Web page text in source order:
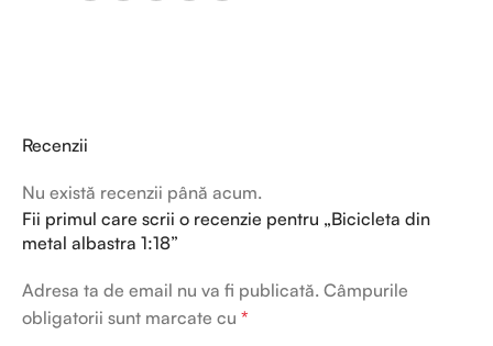
Recenzii
Nu există recenzii până acum.
Fii primul care scrii o recenzie pentru „Bicicleta din
metal albastra 1:18”
Adresa ta de email nu va fi publicată. Câmpurile
obligatorii sunt marcate cu *